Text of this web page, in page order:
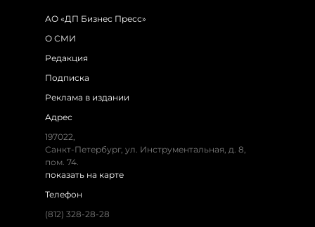
АО «ДП Бизнес Пресс»
О СМИ
Редакция
Подписка
Реклама в издании
Адрес
197022,
Санкт-Петербург, ул. Инструментальная, д. 8,
пом. 74.
показать на карте
Телефон
(812) 328-28-28